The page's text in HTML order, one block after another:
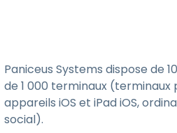
Paniceus Systems dispose de
de 1 000 terminaux
appareils iOS et iPad iOS,
social).